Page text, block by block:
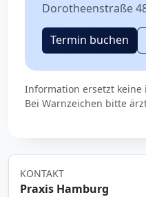
Dorotheenstraße
Termin buchen
Information ersetzt
Bei Warnzeichen bitte
KONTAKT
Praxis Hamburg